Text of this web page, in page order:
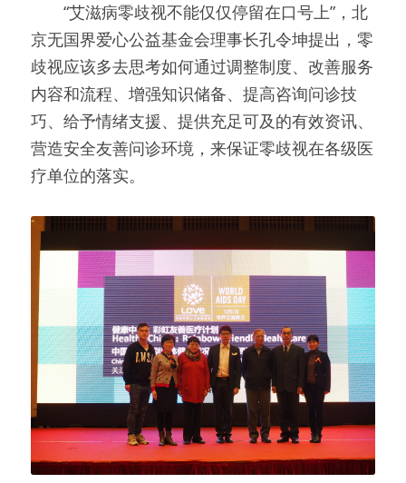
“艾滋病零歧视不能仅仅停留在口号上”，北
京无国界爱心公益基金会理事长孔令坤提出，零
歧视应该多去思考如何通过调整制度、改善服务
内容和流程、增强知识储备、提高咨询问诊技
巧、给予情绪支援、提供充足可及的有效资讯、
营造安全友善问诊环境，来保证零歧视在各级医
疗单位的落实。